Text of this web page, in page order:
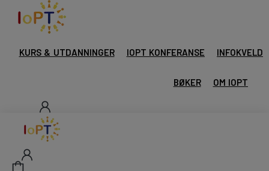
KURS & UTDANNINGER IOPT KONFERANSE INFOKVELD
BØKER OM IOPT